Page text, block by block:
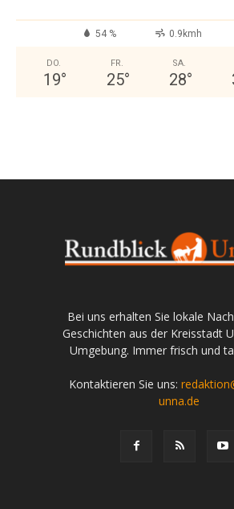
54 % 0.9kmh
DO.
19°
FR.
25°
SA.
28°
Bei uns erhalten Sie lokale
Geschichten aus der Kreisstadt
Umgebung. Immer frisch und
Kontaktieren Sie uns:
unna.de